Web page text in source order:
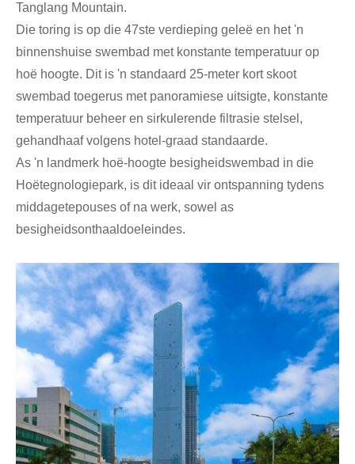
Tanglang Mountain.
Die toring is op die 47ste verdieping geleë en het 'n
binnenshuise swembad met konstante temperatuur op
hoë hoogte. Dit is 'n standaard 25-meter kort skoot
swembad toegerus met panoramiese uitsigte, konstante
temperatuur beheer en sirkulerende filtrasie stelsel,
gehandhaaf volgens hotel-graad standaarde.
As 'n landmerk hoë-hoogte besigheidswembad in die
Hoëtegnologiepark, is dit ideaal vir ontspanning tydens
middagetepouses of na werk, sowel as
besigheidsonthaaldoeleindes.